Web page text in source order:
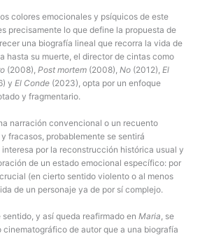
colores emocionales y psíquicos de este
precisamente lo que define la propuesta de
una biografía lineal que recorra la vida de
hasta su muerte, el director de cintas como
(2008), Post mortem (2008), No (2012), El
y El Conde (2023), opta por un enfoque
y fragmentario.
narración convencional o un recuento
fracasos, probablemente se sentirá
por la reconstrucción histórica usual y
de un estado emocional específico: por
(en cierto sentido violento o al menos
de un personaje ya de por sí complejo.
y así queda reafirmado en Maria , se
cinematográfico de autor que a una biografía